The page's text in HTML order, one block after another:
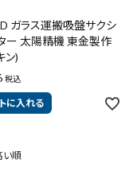
ガラス運搬吸盤サクシ
ー 太陽精機 東金製作
ン)
税込
に入れる
い順